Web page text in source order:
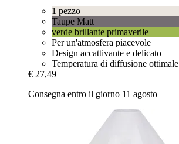
1 pezzo
Taupe Matt
verde brillante primaverile
Per un'atmosfera piacevole
Design accattivante e delicato
Temperatura di diffusione ottimale
€ 27,49
Consegna entro il giorno 11 agosto